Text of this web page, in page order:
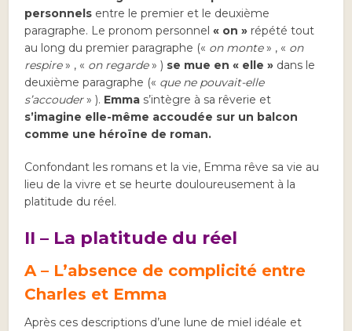
personnels entre le premier et le deuxième
paragraphe. Le pronom personnel« on » répété tout
au long du premier paragraphe (« on monte» , « on
respire» , « on regarde» ) se mue en « elle » dans le
deuxième paragraphe (« que ne pouvait-elle
s’accouder» ). Emma s’intègre à sa rêverie et
s’imagine elle-même accoudée sur un balcon
comme une héroïne de roman.
Confondant les romans et la vie, Emma rêve sa vie au
lieu de la vivre et se heurte douloureusement à la
platitude du réel.
II – La platitude du réel
A – L’absence de complicité entre
Charles et Emma
Après ces descriptions d’une lune de miel idéale et